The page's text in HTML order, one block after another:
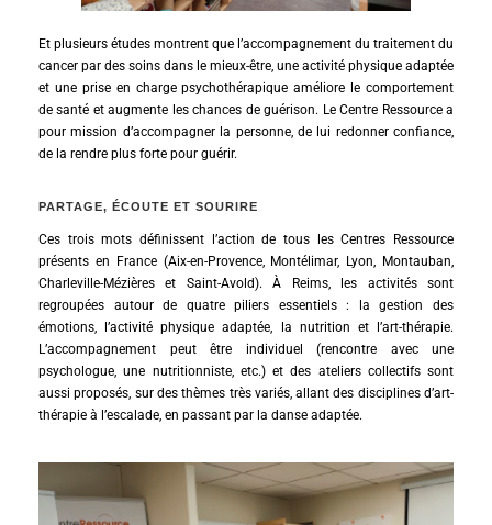
Et plusieurs études montrent que l’accompagnement du traitement du
cancer par des soins dans le mieux-être, une activité physique adaptée
et une prise en charge psychothérapique améliore le comportement
de santé et augmente les chances de guérison. Le Centre Ressource a
pour mission d’accompagner la personne, de lui redonner confiance,
de la rendre plus forte pour guérir.
PARTAGE, ÉCOUTE ET SOURIRE
Ces trois mots définissent l’action de tous les Centres Ressource
présents en France (Aix-en-Provence, Montélimar, Lyon, Montauban,
Charleville-Mézières et Saint-Avold). À Reims, les activités sont
regroupées autour de quatre piliers essentiels : la gestion des
émotions, l’activité physique adaptée, la nutrition et l’art-thérapie.
L’accompagnement peut être individuel (rencontre avec une
psychologue, une nutritionniste, etc.) et des ateliers collectifs sont
aussi proposés, sur des thèmes très variés, allant des disciplines d’art-
thérapie à l’escalade, en passant par la danse adaptée.